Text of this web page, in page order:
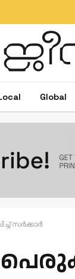
Global
സർക്കാർ